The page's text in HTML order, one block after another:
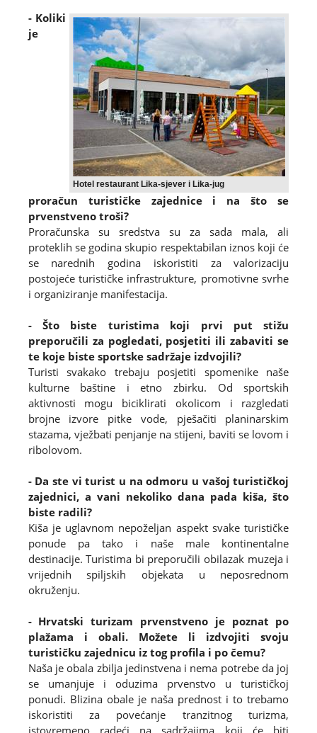
Hotel restaurant Lika-sjever i Lika-jug
- Koliki
je
proračun turističke zajednice i na što se
prvenstveno troši?
Proračunska su sredstva su za sada mala, ali
proteklih se godina skupio respektabilan iznos koji će
se narednih godina iskoristiti za valorizaciju
postojeće turističke infrastrukture, promotivne svrhe
i organiziranje manifestacija.
- Što biste turistima koji prvi put stižu
preporučili za pogledati, posjetiti ili zabaviti se
te koje biste sportske sadržaje izdvojili?
Turisti svakako trebaju posjetiti spomenike naše
kulturne baštine i etno zbirku. Od sportskih
aktivnosti mogu biciklirati okolicom i razgledati
brojne izvore pitke vode, pješačiti planinarskim
stazama, vježbati penjanje na stijeni, baviti se lovom i
ribolovom.
- Da ste vi turist u na odmoru u vašoj turističkoj
zajednici, a vani nekoliko dana pada kiša, što
biste radili?
Kiša je uglavnom nepoželjan aspekt svake turističke
ponude pa tako i naše male kontinentalne
destinacije. Turistima bi preporučili obilazak muzeja i
vrijednih spiljskih objekata u neposrednom
okruženju.
- Hrvatski turizam prvenstveno je poznat po
plažama i obali. Možete li izdvojiti svoju
turističku zajednicu iz tog profila i po čemu?
Naša je obala zbilja jedinstvena i nema potrebe da joj
se umanjuje i oduzima prvenstvo u turističkoj
ponudi. Blizina obale je naša prednost i to trebamo
iskoristiti za povećanje tranzitnog turizma,